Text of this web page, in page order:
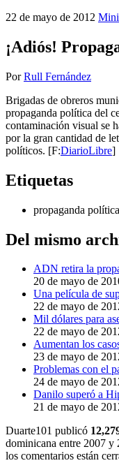
22 de mayo de 2012
¡Adiós!
PorRull Fernández
Brigadas de obreros
propaganda política del
contaminación visual se
por la gran cantidad de
políticos. [F:DiarioLibre]
Etiquetas
propaganda política
Del mismo
ADN retira la
20 de mayo de
Una película de
22 de mayo de
Mil dólares para
22 de mayo de
Aumentan los
23 de mayo de
Problemas con el
24 de mayo de
Danilo superó a
21 de mayo de
Duarte101 publicó
dominicana entre 2007 y
los comentarios están